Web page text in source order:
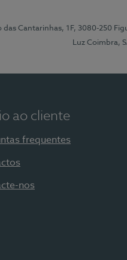
das Cantarinhas, 1F, 3080-250
Luz Coimbra,
ao cliente
frequentes
nos